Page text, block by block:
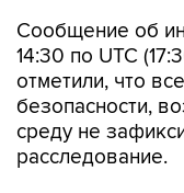
отметили, что
безопасности,
среду не
расследование.
В июле хуситы и